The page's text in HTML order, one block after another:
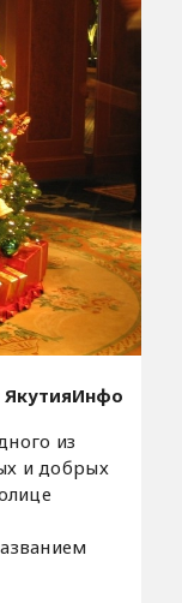
ЯкутияИнфо
из
и добрых